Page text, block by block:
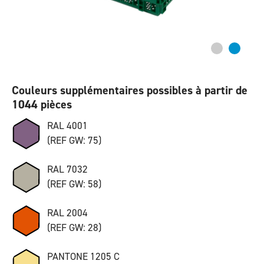
Couleurs supplémentaires possibles à partir de
1044 pièces
RAL 4001
(REF GW: 75)
RAL 7032
(REF GW: 58)
RAL 2004
(REF GW: 28)
PANTONE 1205 C